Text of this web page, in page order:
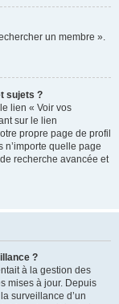
un membre ».
sujets ?
lien « Voir vos
sur le lien
propre page de profil
quelle page
recherche avancée et
?
à la gestion des
mises à jour. Depuis
surveillance d’un